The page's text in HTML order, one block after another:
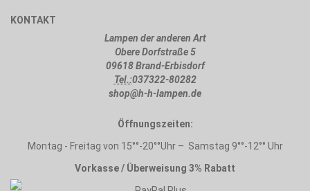
KONTAKT
Lampen der anderen Art
Obere Dorfstraße 5
09618 Brand-Erbisdorf
Tel.:037322-80282
shop@h-h-lampen.de
Öffnungszeiten:
Montag - Freitag von 15°°-20°°Uhr – Samstag 9°°-12°° Uhr
Vorkasse / Überweisung 3% Rabatt